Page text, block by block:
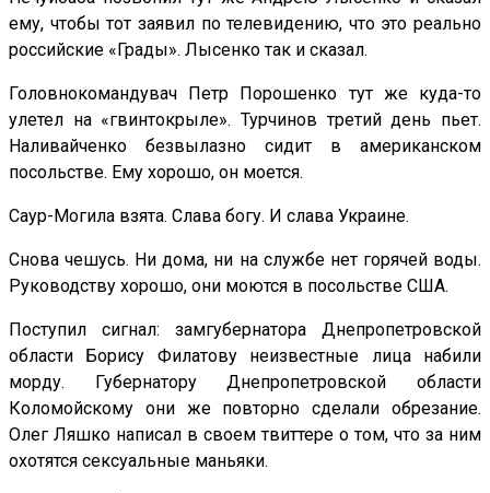
ему, чтобы тот заявил по телевидению, что это реально
российские «Грады». Лысенко так и сказал.
Головнокомандувач Петр Порошенко тут же куда-то
улетел на «гвинтокрыле». Турчинов третий день пьет.
Наливайченко безвылазно сидит в американском
посольстве. Ему хорошо, он моется.
Саур-Могила взята. Слава богу. И слава Украине.
Снова чешусь. Ни дома, ни на службе нет горячей воды.
Руководству хорошо, они моются в посольстве США.
Поступил сигнал: замгубернатора Днепропетровской
области Борису Филатову неизвестные лица набили
морду. Губернатору Днепропетровской области
Коломойскому они же повторно сделали обрезание.
Олег Ляшко написал в своем твиттере о том, что за ним
охотятся сексуальные маньяки.